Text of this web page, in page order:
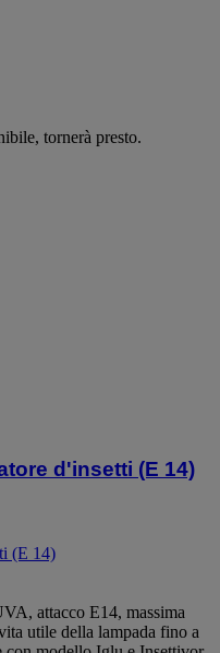
tornerà presto.
d'insetti (E 14)
(E 14)
attacco E14, massima
utile della lampada fino a